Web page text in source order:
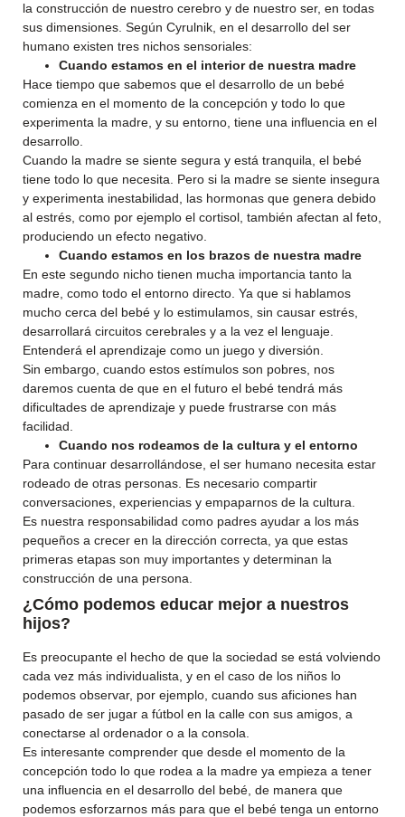
la construcción de nuestro cerebro y de nuestro ser, en todas
sus dimensiones. Según Cyrulnik, en el desarrollo del ser
humano existen tres nichos sensoriales:
Cuando estamos en el interior de nuestra madre
Hace tiempo que sabemos que el desarrollo de un bebé
comienza en el momento de la concepción y todo lo que
experimenta la madre, y su entorno, tiene una influencia en el
desarrollo.
Cuando la madre se siente segura y está tranquila, el bebé
tiene todo lo que necesita. Pero si la madre se siente insegura
y experimenta inestabilidad, las hormonas que genera debido
al estrés, como por ejemplo el cortisol, también afectan al feto,
produciendo un efecto negativo.
Cuando estamos en los brazos de nuestra madre
En este segundo nicho tienen mucha importancia tanto la
madre, como todo el entorno directo. Ya que si hablamos
mucho cerca del bebé y lo estimulamos, sin causar estrés,
desarrollará circuitos cerebrales y a la vez el lenguaje.
Entenderá el aprendizaje como un juego y diversión.
Sin embargo, cuando estos estímulos son pobres, nos
daremos cuenta de que en el futuro el bebé tendrá más
dificultades de aprendizaje y puede frustrarse con más
facilidad.
Cuando nos rodeamos de la cultura y el entorno
Para continuar desarrollándose, el ser humano necesita estar
rodeado de otras personas. Es necesario compartir
conversaciones, experiencias y empaparnos de la cultura.
Es nuestra responsabilidad como padres ayudar a los más
pequeños a crecer en la dirección correcta, ya que estas
primeras etapas son muy importantes y determinan la
construcción de una persona.
¿Cómo podemos educar mejor a nuestros
hijos?
Es preocupante el hecho de que la sociedad se está volviendo
cada vez más individualista, y en el caso de los niños lo
podemos observar, por ejemplo, cuando sus aficiones han
pasado de ser jugar a fútbol en la calle con sus amigos, a
conectarse al ordenador o a la consola.
Es interesante comprender que desde el momento de la
concepción todo lo que rodea a la madre ya empieza a tener
una influencia en el desarrollo del bebé, de manera que
podemos esforzarnos más para que el bebé tenga un entorno